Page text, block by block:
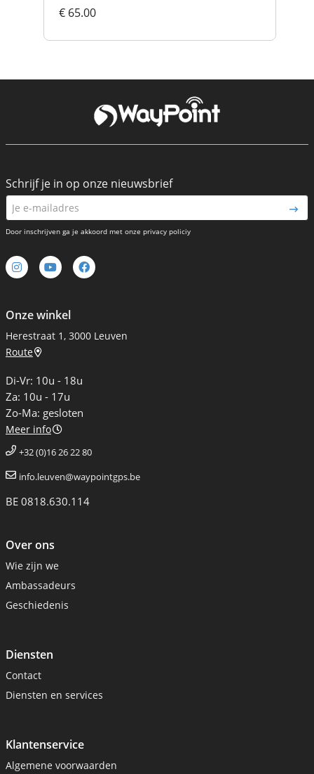
€ 65.00
Onze winkel
Herestraat 1, 3000 Leuven
Route
Di-Vr: 10u - 18u
Za: 10u - 17u
Zo-Ma: gesloten
Meer info
+32 (0)16 26 22 80
info.leuven@waypointgps.be
BE 0818.630.114
Over ons
Wie zijn we
Ambassadeurs
Geschiedenis
Diensten
Contact
Diensten en services
Klantenservice
Algemene voorwaarden
Schrijf je in op onze nieuwsbrief
Door inschrijven ga je akkoord met onze privacy policiy